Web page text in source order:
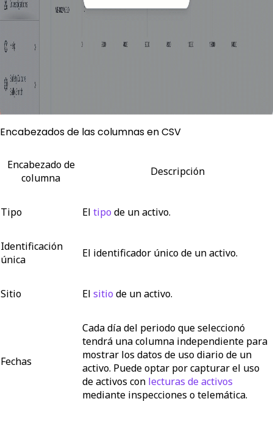
Encabezados de las columnas en CSV
Encabezado de
columna
Descripción
Tipo El tipo de un activo.
Identificación
única
El identificador único de un activo.
Sitio El sitio de un activo.
Fechas
Cada día del periodo que seleccionó
tendrá una columna independiente para
mostrar los datos de uso diario de un
activo. Puede optar por capturar el uso
de activos con lecturas de activos
mediante inspecciones o telemática.